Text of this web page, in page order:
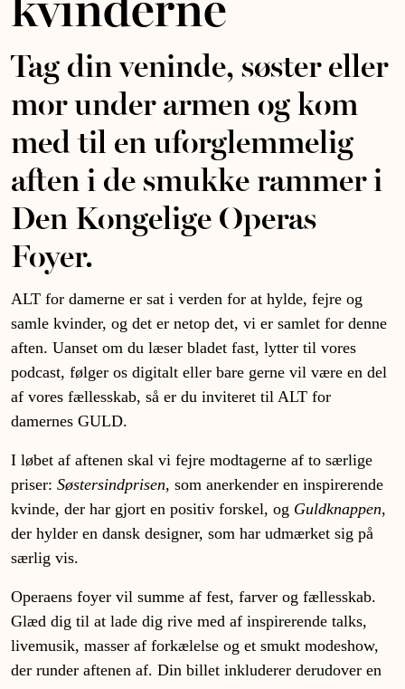
Tag din veninde, søster eller
mor under armen og kom
med til en uforglemmelig
aften i de smukke rammer i
Den Kongelige Operas
Foyer.
ALT for damerne er sat i verden for at hylde, fejre og
samle kvinder, og det er netop det, vi er samlet for denne
aften. Uanset om du læser bladet fast, lytter til vores
podcast, følger os digitalt eller bare gerne vil være en del
af vores fællesskab, så er du inviteret til ALT for
damernes GULD.
I løbet af aftenen skal vi fejre modtagerne af to særlige
priser: Søstersindprisen, som anerkender en inspirerende
kvinde, der har gjort en positiv forskel, og Guldknappen,
der hylder en dansk designer, som har udmærket sig på
særlig vis.
Operaens foyer vil summe af fest, farver og fællesskab.
Glæd dig til at lade dig rive med af inspirerende talks,
livemusik, masser af forkælelse og et smukt modeshow,
der runder aftenen af. Din billet inkluderer derudover en